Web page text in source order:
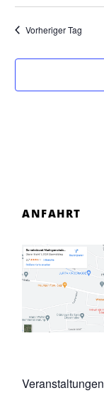
Vorheriger Tag
ANFAHRT
Veranstaltungen